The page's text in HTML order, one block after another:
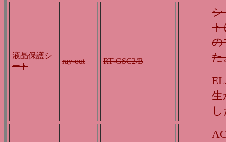
液晶保護シ
ート
ray-out RT-GSC2/B
シ
ト
の
た
生